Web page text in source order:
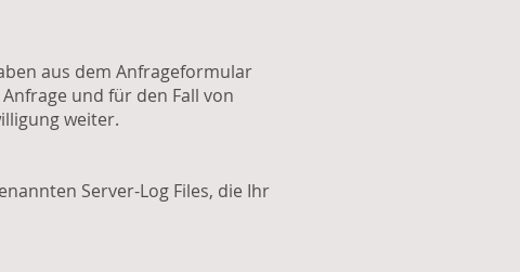
aus dem Anfrageformular
und für den Fall von
weiter.
Server-Log Files, die Ihr